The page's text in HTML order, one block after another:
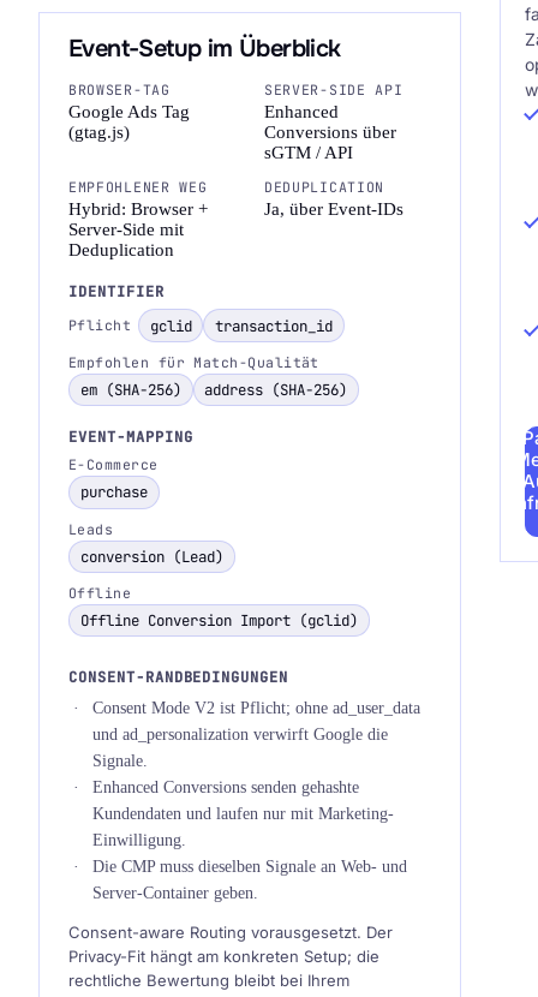
Event-Setup im Überblick
BROWSER-TAG
Google Ads Tag
(gtag.js)
SERVER-SIDE API
Enhanced
Conversions über
sGTM / API
EMPFOHLENER WEG
Hybrid: Browser +
Server-Side mit
Deduplication
DEDUPLICATION
Ja, über Event-IDs
IDENTIFIER
Pflicht gclid transaction_id
Empfohlen für Match-Qualität
em (SHA-256) address (SHA-256)
EVENT-MAPPING
E-Commerce
purchase
Leads
conversion (Lead)
Offline
Offline Conversion Import (gclid)
CONSENT-RANDBEDINGUNGEN
Consent Mode V2 ist Pflicht; ohne ad_user_data
und ad_personalization verwirft Google die
Signale.
Enhanced Conversions senden gehashte
Kundendaten und laufen nur mit Marketing-
Einwilligung.
Die CMP muss dieselben Signale an Web- und
Server-Container geben.
Consent-aware Routing vorausgesetzt. Der
Privacy-Fit hängt am konkreten Setup; die
rechtliche Bewertung bleibt bei Ihrem